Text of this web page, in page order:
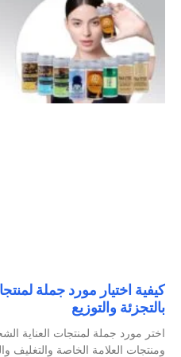
كيفية اختيار مورد جملة
بالتجزئة والتوزيع
اختر مورد جملة لمنتجات العناية
ومنتجات العلامة الخاصة والتغليف